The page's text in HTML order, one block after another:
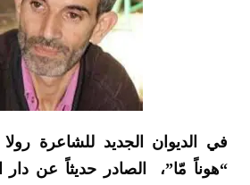
في الديوان الجديد للشاعرة
“هوناً مّا”، الصادر حديثاً عن دار